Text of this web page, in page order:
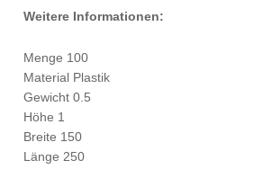
Weitere Informationen:
Menge 100
Material Plastik
Gewicht 0.5
Höhe 1
Breite 150
Länge 250